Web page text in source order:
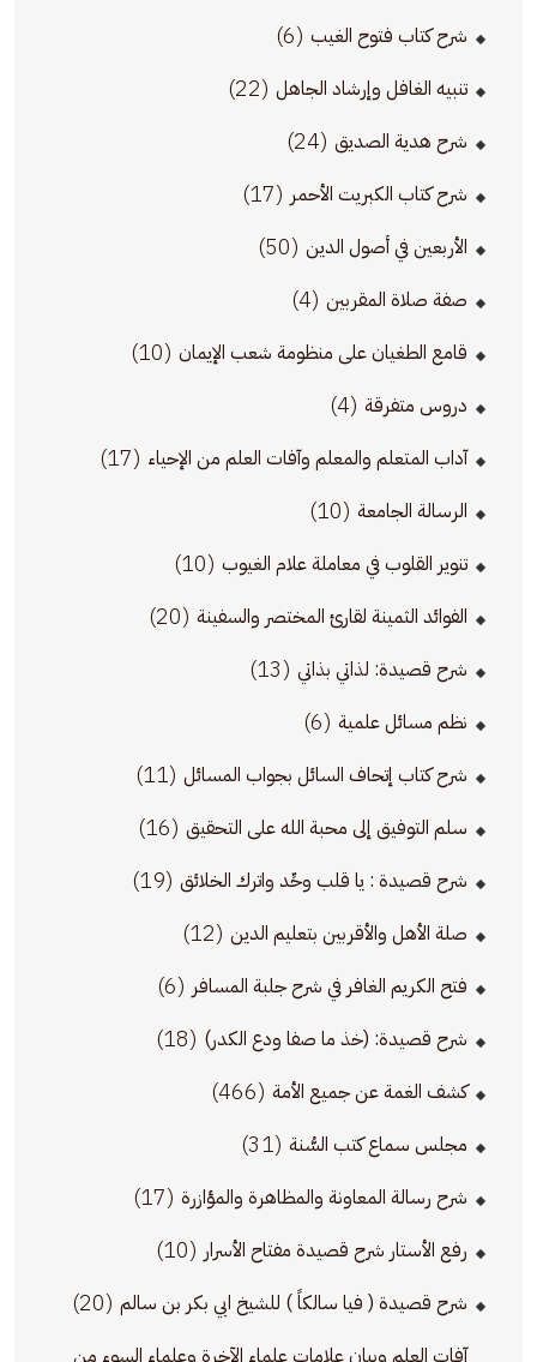
شرح كتاب فتوح الغيب (6)
تنبيه الغافل وإرشاد الجاهل (22)
شرح هدية الصديق (24)
شرح كتاب الكبريت الأحمر (17)
الأربعين في أصول الدين (50)
صفة صلاة المقربين (4)
قامع الطغيان على منظومة شعب الإيمان (10)
دروس متفرقة (4)
آداب المتعلم والمعلم وآفات العلم من الإحياء (17)
الرسالة الجامعة (10)
تنوير القلوب في معاملة علام الغيوب (10)
الفوائد الثمينة لقارئ المختصر والسفينة (20)
شرح قصيدة: لذاتي بذاتي (13)
نظم مسائل علمية (6)
شرح كتاب إتحاف السائل بجواب المسائل (11)
سلم التوفيق إلى محبة الله على التحقيق (16)
شرح قصيدة : يا قلب وحِّد واترك الخلائق (19)
صلة الأهل والأقربين بتعليم الدين (12)
فتح الكريم الغافر في شرح جلبة المسافر (6)
شرح قصيدة: (خذ ما صفا ودع الكدر) (18)
كشف الغمة عن جميع الأمة (466)
مجلس سماع كتب السُّنة (31)
شرح رسالة المعاونة والمظاهرة والمؤازرة (17)
رفع الأستار شرح قصيدة مفتاح الأسرار (10)
شرح قصيدة ( فيا سالكاً ) للشيخ ابي بكر بن سالم (20)
آفات العلم وبيان علامات علماء الآخرة وعلماء السوء من